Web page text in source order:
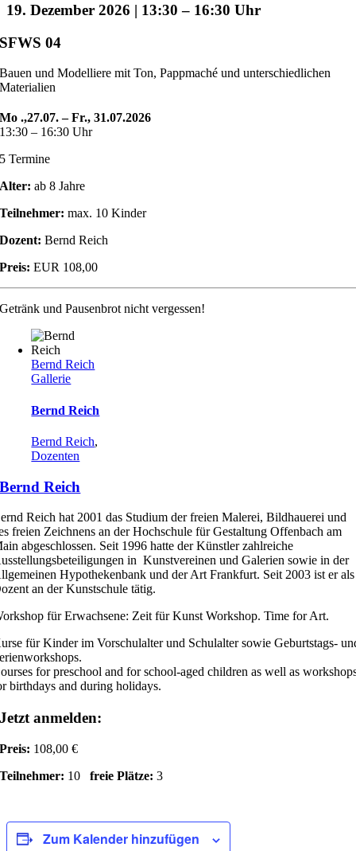
19. Dezember 2026 | 13:30 – 16:30
SFWS 04
Bauen und Modelliere mit Ton, Pappmaché und unterschiedlichen
Materialien
Mo .,27.07. – Fr., 31.07.2026
13:30 – 16:30 Uhr
5 Termine
Alter: ab 8 Jahre
Teilnehmer: max. 10 Kinder
Dozent: Bernd Reich
Preis: EUR 108,00
Getränk und Pausenbrot nicht vergessen!
Bernd Reich
Gallerie
Bernd Reich
Bernd Reich,
Dozenten
Bernd Reich
Reich hat 2001 das Studium der freien Malerei, Bildhauerei und
freien Zeichnens an der Hochschule für Gestaltung Offenbach am
abgeschlossen. Seit 1996 hatte der Künstler zahlreiche
in Kunstvereinen und Galerien sowie in der
Hypothekenbank und der Art Frankfurt. Seit 2003 ist er als
an der Kunstschule tätig.
für Erwachsene: Zeit für Kunst Workshop. Time for Art.
für Kinder im Vorschulalter und Schulalter sowie Geburtstags-
for preschool and for school-aged children as well as
birthdays and during holidays.
Jetzt anmelden:
Preis: 108,00 €
Teilnehmer: 10freie Plätze: 3
Zum Kalender hinzufügen